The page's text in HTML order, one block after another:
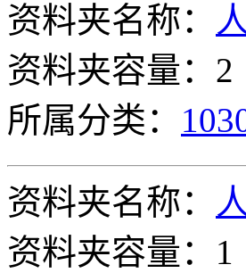
资料夹名称：
资料夹容量：2
所属分类：
资料夹名称：
资料夹容量：1